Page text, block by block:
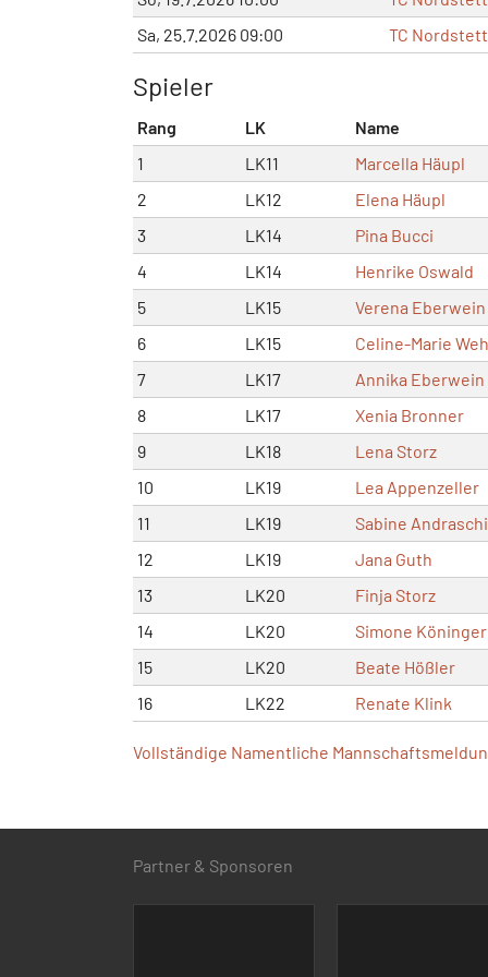
Sa, 25.7.2026 09:00
TC
Spieler
Rang LK
Name
1
LK11
Marcella Häupl
2
LK12
Elena Häupl
3
LK14
Pina Bucci
4
LK14
Henrike Oswald
5
LK15
Verena Eberwein
6
LK15
Celine-Marie
7
LK17
Annika Eberwein
8
LK17
Xenia Bronner
9
LK18
Lena Storz
10
LK19
Lea Appenzeller
11
LK19
Sabine
12
LK19
Jana Guth
13
LK20
Finja Storz
14
LK20
Simone Köninger
15
LK20
Beate Hößler
16
LK22 Renate Klink
Vollständige Namentliche
Partner & Sponsoren